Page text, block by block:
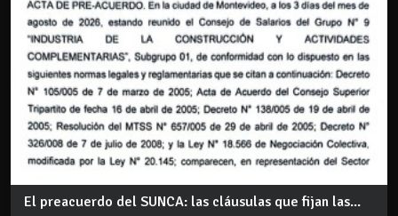
El preacuerdo del SUNCA: las cláusulas que fijan las...